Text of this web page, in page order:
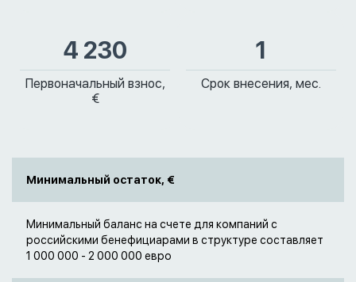
4 230
Первоначальный взнос,
€
1
Срок внесения, мес.
Минимальный остаток, €
Минимальный баланс на счете для компаний с
российскими бенефициарами в структуре составляет
1 000 000 - 2 000 000 евро